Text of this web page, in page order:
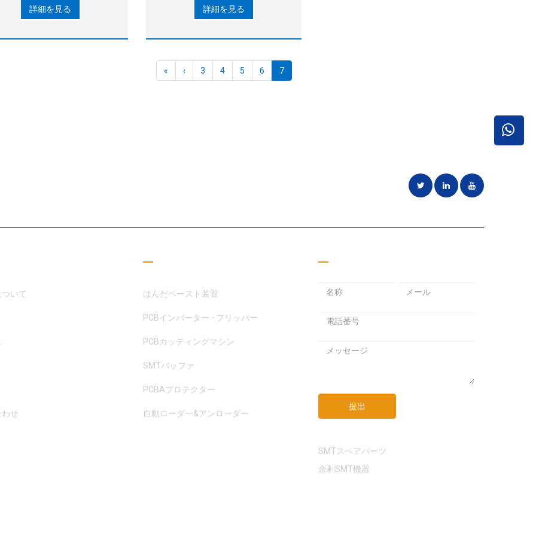
トで、消費電力は90%です。
詳細を見る
シュマウント(AWSM)による迅速
上のオプション機能(グルーディ
詳細を見る
« ‹ 3 4 5 6 7
いて
せ
はんだペースト装置
PCBインバーター - フリッパー
PCBカッティングマシン
SMTバッファ
PCBAプロテクター
自動ローダー&アンローダー
ジ
提出
SMTスペアパーツ
余剰SMT機器